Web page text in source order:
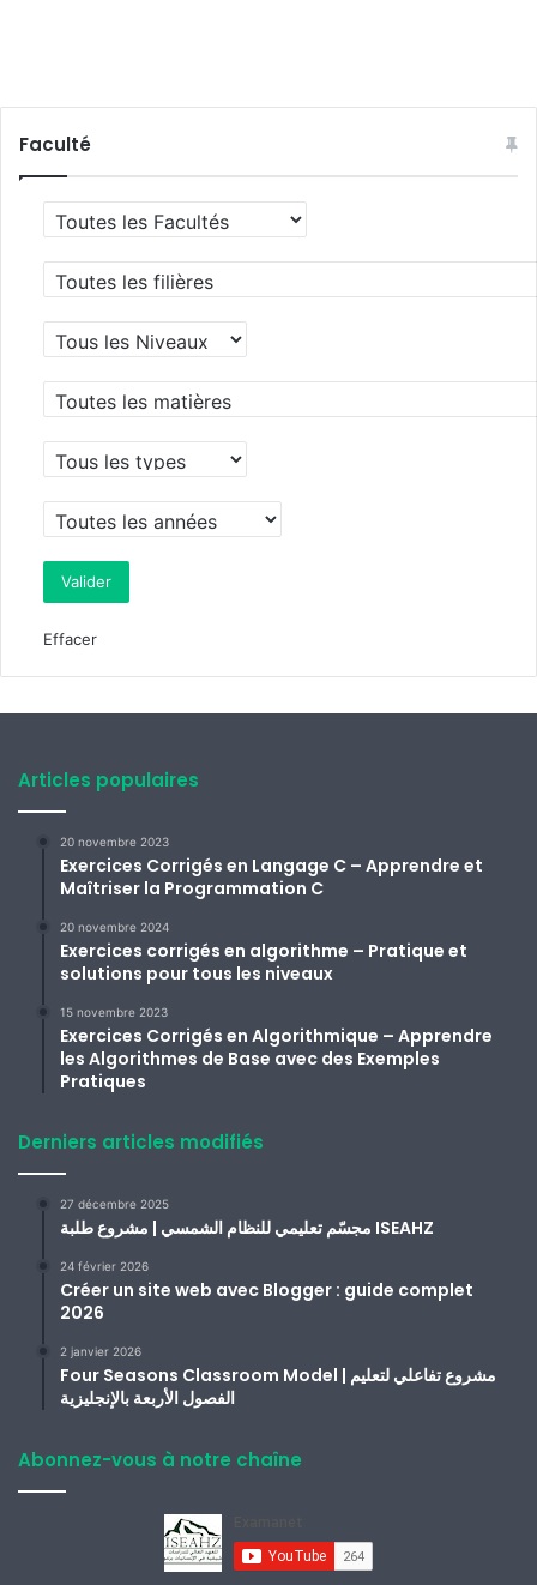
Faculté
Effacer
Articles populaires
20 novembre 2023
Exercices Corrigés en Langage C – Apprendre et
Maîtriser la Programmation C
20 novembre 2024
Exercices corrigés en algorithme – Pratique et
solutions pour tous les niveaux
15 novembre 2023
Exercices Corrigés en Algorithmique – Apprendre
les Algorithmes de Base avec des Exemples
Pratiques
Derniers articles modifiés
27 décembre 2025
مجسّم تعليمي للنظام الشمسي | مشروع طلبة ISEAHZ
24 février 2026
Créer un site web avec Blogger : guide complet
2026
2 janvier 2026
Four Seasons Classroom Model | مشروع تفاعلي لتعليم
الفصول الأربعة بالإنجليزية
Abonnez-vous à notre chaîne